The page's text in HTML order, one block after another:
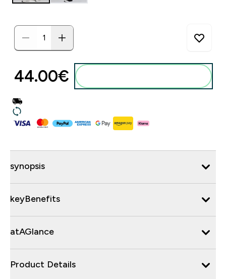
44.00€‎
synopsis
keyBenefits
atAGlance
Product Details